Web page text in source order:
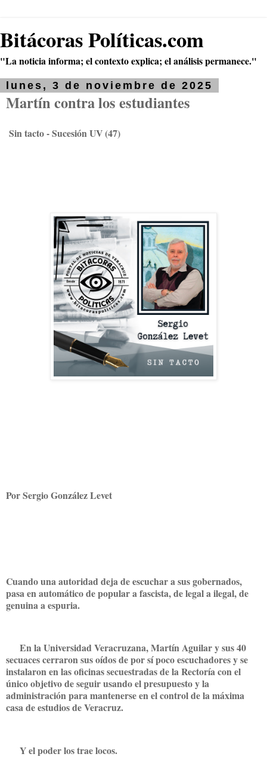
Bitácoras Políticas.com
"La noticia informa; el contexto explica; el análisis permanece."
lunes, 3 de noviembre de 2025
Martín contra los estudiantes
Sin tacto - Sucesión UV (47)
Por Sergio González Levet
Cuando una autoridad deja de escuchar a sus gobernados,
pasa en automático de popular a fascista, de legal a ilegal, de
genuina a espuria.
En la Universidad Veracruzana, Martín Aguilar y sus 40
secuaces cerraron sus oídos de por sí poco escuchadores y se
instalaron en las oficinas secuestradas de la Rectoría con el
único objetivo de seguir usando el presupuesto y la
administración para mantenerse en el control de la máxima
casa de estudios de Veracruz.
Y el poder los trae locos.